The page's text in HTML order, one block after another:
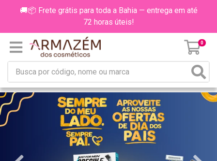
🚚📦 Frete grátis para toda a Bahia — entrega em até
72 horas úteis!
0